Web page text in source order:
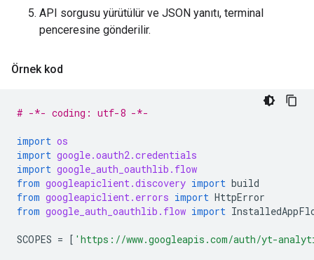
API sorgusu yürütülür ve JSON yanıtı, terminal
penceresine gönderilir.
Örnek kod
# -*- coding: utf-8 -*-
import os
import google.oauth2.credentials
import google_auth_oauthlib.flow
from googleapiclient.discovery import build
from googleapiclient.errors import HttpError
from google_auth_oauthlib.flow import
SCOPES = [ 'https://www.googleapis.com/auth/yt-